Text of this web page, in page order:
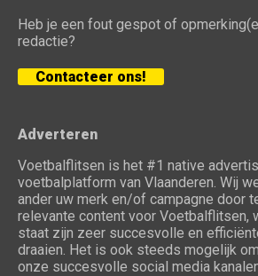
Heb je een fout gespot of
redactie?
Contacteer ons!
Adverteren
Voetbalflitsen is het #1 native
voetbalplatform van Vlaanderen. Wij
ander uw merk en/of campagne door
relevante content voor Voetbalflitsen,
staat zijn zeer succesvolle en
draaien. Het is ook steeds mogelijk
onze succesvolle social media